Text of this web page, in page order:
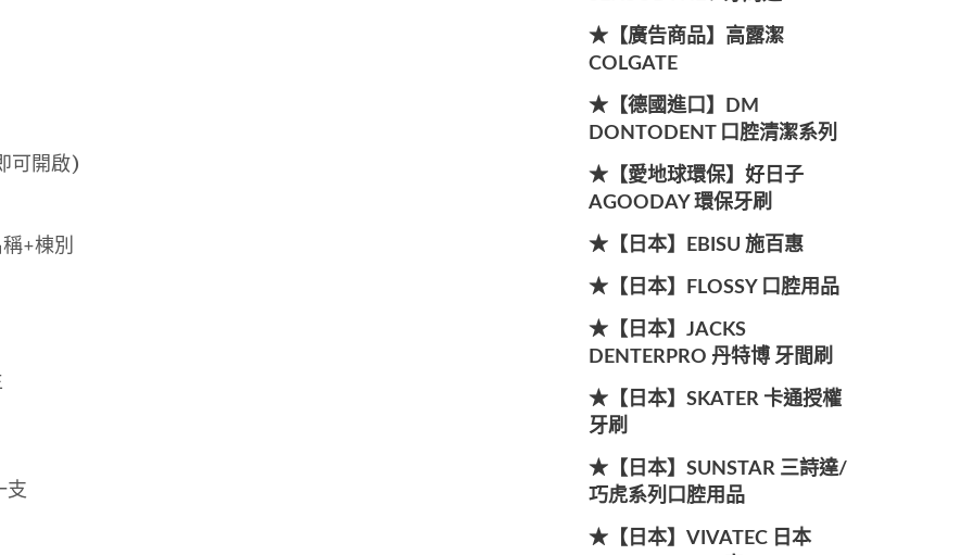
可開啟)
+棟別
支
★【廣告商品】高露潔
COLGATE
★【德國進口】DM
DONTODENT 口腔清潔系列
★【愛地球環保】好日子
AGOODAY 環保牙刷
★【日本】EBISU 施百惠
★【日本】FLOSSY 口腔用品
★【日本】JACKS
DENTERPRO 丹特博 牙間刷
★【日本】SKATER 卡通授權
牙刷
★【日本】SUNSTAR 三詩達/
巧虎系列口腔用品
★【日本】VIVATEC 日本